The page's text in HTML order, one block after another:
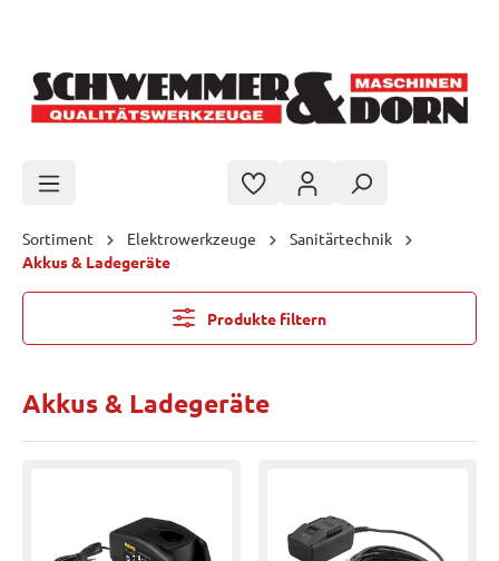
Sortiment Elektrowerkzeuge
Sanitärtechnik
Akkus & Ladegeräte
Produkte filtern
Akkus & Ladegeräte